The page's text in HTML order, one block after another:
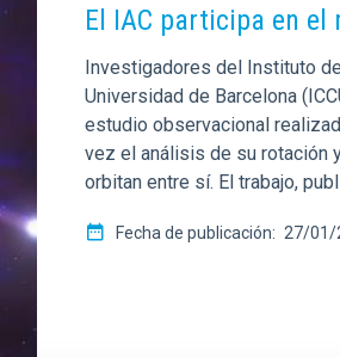
El IAC participa en
Investigadores del Instituto
Universidad de Barcelona
estudio observacional
vez el análisis de su rotación
orbitan entre sí. El trabajo,
Fecha de publicación 27/01/